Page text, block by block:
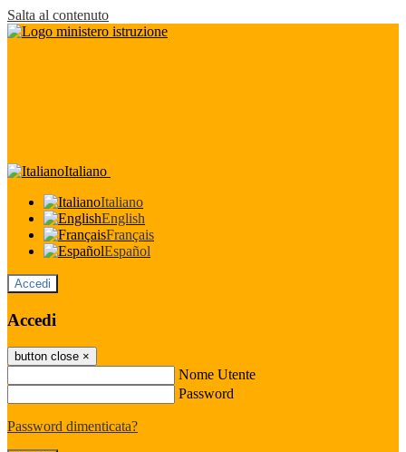
Salta al contenuto
Italiano
Italiano
English
Français
Español
Accedi
Accedi
button close ×
Nome Utente
Password
Password dimenticata?